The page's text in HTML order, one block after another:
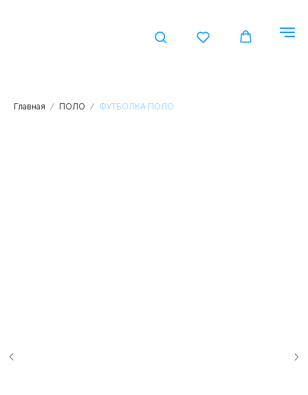
Главная ПОЛО ФУТБОЛКА ПОЛО